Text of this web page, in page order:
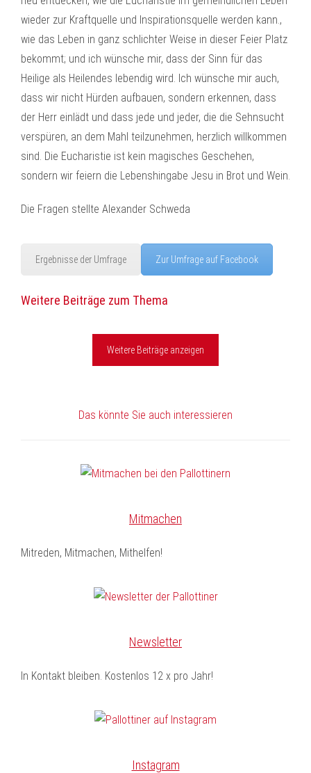
wieder zur Kraftquelle und Inspirationsquelle werden kann.,
wie das Leben in ganz schlichter Weise in dieser Feier Platz
bekommt; und ich wünsche mir, dass der Sinn für das
Heilige als Heilendes lebendig wird. Ich wünsche mir auch,
dass wir nicht Hürden aufbauen, sondern erkennen, dass
der Herr einlädt und dass jede und jeder, die die Sehnsucht
verspüren, an dem Mahl teilzunehmen, herzlich willkommen
sind. Die Eucharistie ist kein magisches Geschehen,
sondern wir feiern die Lebenshingabe Jesu in Brot und Wein.
Die Fragen stellte Alexander Schweda
Ergebnisse der Umfrage Zur Umfrage auf Facebook
Weitere Beiträge zum Thema
Weitere Beiträge anzeigen
Das könnte Sie auch interessieren
Mitmachen
Mitreden, Mitmachen, Mithelfen!
Newsletter
In Kontakt bleiben. Kostenlos 12 x pro Jahr!
Instagram